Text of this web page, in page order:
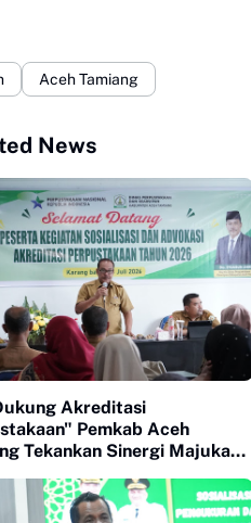
Aceh Tamiang
News
Akreditasi
Pemkab Aceh
Tekankan Sinergi Majukan